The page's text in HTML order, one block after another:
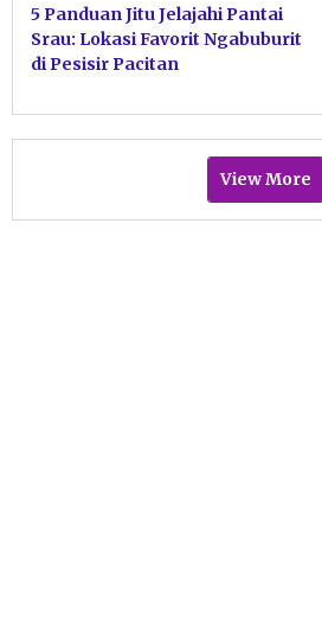
5 Panduan Jitu Jelajahi Pantai
Srau: Lokasi Favorit Ngabuburit
di Pesisir Pacitan
View More